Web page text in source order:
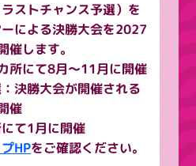
ストチャンス予選）を
による決勝大会を2027
します。
所にて8月～11月に開催
決勝大会が開催される
催
て1月に開催
HPをご確認ください。